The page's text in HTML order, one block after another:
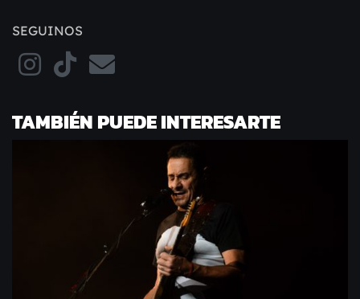
SEGUINOS
TAMBIÉN PUEDE INTERESARTE